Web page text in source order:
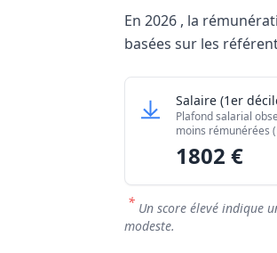
En 2026 , la
basées sur les
Grille
Niveau de
Salaire minimum
Salaire maximum
Salaire (1er
Plafond salarial
moins rémunérées
1802 €
* Un score élevé indique
modeste.